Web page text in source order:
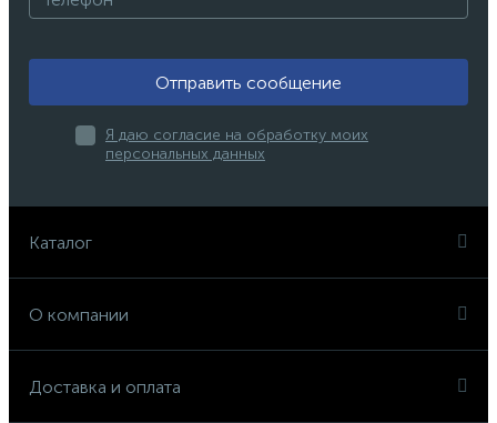
Отправить сообщение
Я даю согласие на обработку моих
персональных данных
Каталог
О компании
Доставка и оплата